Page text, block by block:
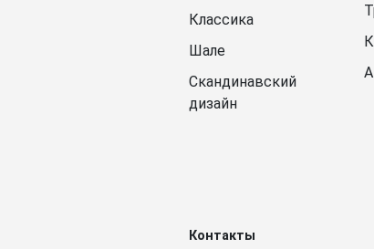
Классика
Шале
Скандинавский
дизайн
Контакты